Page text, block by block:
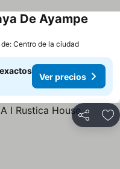
De Ayampe
Centro de la ciudad
Ver precios
Compartir